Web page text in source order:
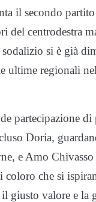
il secondo
centrodestra
si è già
ultime regionali
partecipazione
Doria,
e Amo
coloro che si
giusto valore e la